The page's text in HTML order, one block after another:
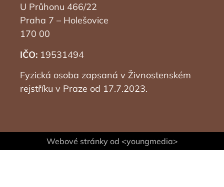
U Průhonu 466/22
Praha 7 – Holešovice
170 00
IČO: 19531494
Fyzická osoba zapsaná v Živnostenském
rejstříku v Praze od 17.7.2023.
Webové stránky od <youngmedia>